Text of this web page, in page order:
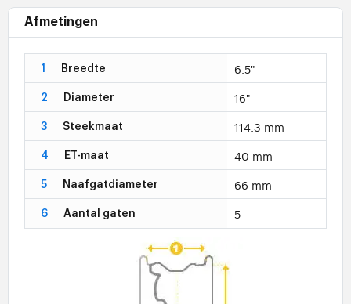
Afmetingen
1 Breedte 6.5"
2 Diameter 16"
3 Steekmaat 114.3 mm
4 ET-maat 40 mm
5 Naafgatdiameter 66 mm
6 Aantal gaten 5